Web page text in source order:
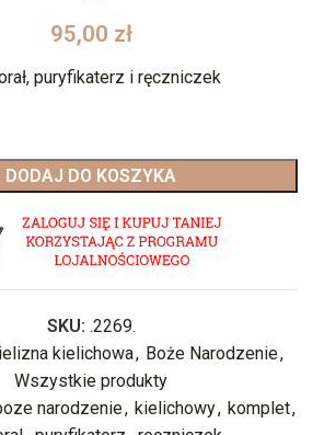
95,00 zł
puryfikaterz i ręczniczek
DODAJ DO KOSZYKA
SKU: .2269.
kielichowa, Boże Narodzenie,
Wszystkie produkty
narodzenie, kielichowy, komplet,